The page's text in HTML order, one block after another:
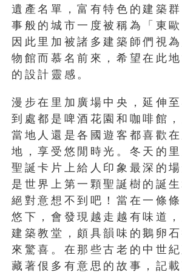
遺產名單，富有特色的建築
事般的城市一度被稱為「東
因此里加被諸多建築師們視
物館而慕名前來，希望在此
的設計靈感。
漫步在里加廣場中央，延伸至
到處都是啤酒花園和咖啡館
當地人還是各國遊客都喜歡
地，享受悠閒時光。冬天的
聖誕卡片上給人印象最深的
是世界上第一顆聖誕樹的誕
絕對意想不到吧！當在一條
悠下，會發現越走越有味道
建築教堂，頗具韻味的鵝卵
來驚喜。在那些古老的中世
藏著佷多有意思的故事，記